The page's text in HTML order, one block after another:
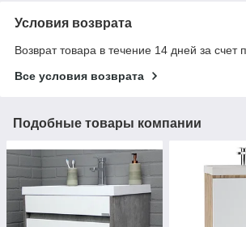
Условия возврата
Возврат товара в течение 14 дней за счет
Все условия возврата
Подобные товары компании